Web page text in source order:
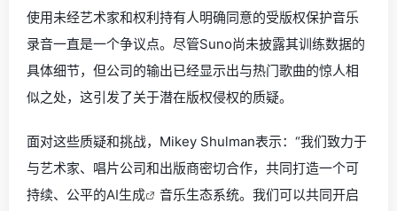
使用未经艺术家和权利持有人明确同意的受版权保护音乐
录音一直是一个争议点。尽管Suno尚未披露其训练数据的
具体细节，但公司的输出已经显示出与热门歌曲的惊人相
似之处，这引发了关于潜在版权侵权的质疑。
面对这些质疑和挑战，Mikey Shulman表示：“我们致力于
与艺术家、唱片公司和出版商密切合作，共同打造一个可
持续、公平的AI生成
音乐生态系统。我们可以共同开启